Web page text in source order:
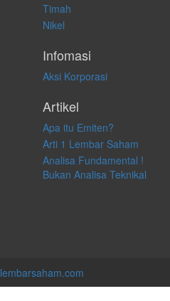
Timah
Nikel
Infomasi
Aksi Korporasi
Artikel
Apa itu Emiten?
Arti 1 Lembar Saham
Analisa Fundamental !
Bukan Analisa Teknikal
lembarsaham.com